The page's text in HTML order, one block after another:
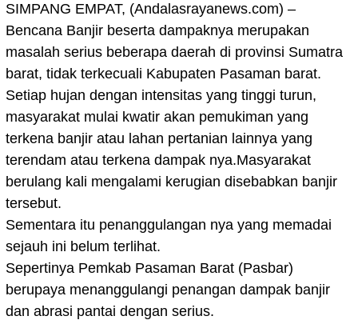
SIMPANG EMPAT, (Andalasrayanews.com) –
Bencana Banjir beserta dampaknya merupakan
masalah serius beberapa daerah di provinsi Sumatra
barat, tidak terkecuali Kabupaten Pasaman barat.
Setiap hujan dengan intensitas yang tinggi turun,
masyarakat mulai kwatir akan pemukiman yang
terkena banjir atau lahan pertanian lainnya yang
terendam atau terkena dampak nya.Masyarakat
berulang kali mengalami kerugian disebabkan banjir
tersebut.
Sementara itu penanggulangan nya yang memadai
sejauh ini belum terlihat.
Sepertinya Pemkab Pasaman Barat (Pasbar)
berupaya menanggulangi penangan dampak banjir
dan abrasi pantai dengan serius.